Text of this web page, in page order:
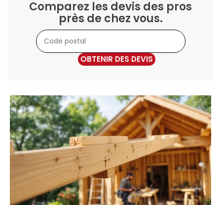
Comparez les devis des pros
près de chez vous.
OBTENIR DES DEVIS